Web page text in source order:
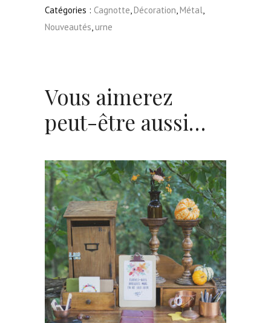
Catégories : Cagnotte,Décoration,Métal,
Nouveautés,urne
Vous aimerez
peut-être aussi…
Boîte aux lettres/cagnotte
Mariage
19,80€